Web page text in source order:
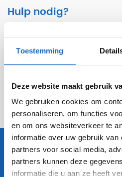
Toestemming
Deze website maakt gebruik
We gebruiken cookies om
personaliseren, om functies
en om ons websiteverkeer te
informatie over uw gebruik van
partners voor social media,
partners kunnen deze
informatie die u aan ze heeft
Hulp nodig?
Bel +31 (0) 23 302
Direct antwoord
Mail ons
Antwoord binnen 1 dag
OfficeCity